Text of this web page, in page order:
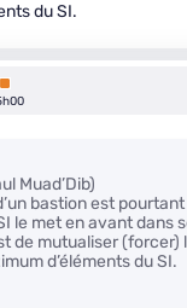
du SI.
Premium
Muad’Dib)
bastion est
le met en avant dans
de mutualiser (forcer)
d’éléments du SI.